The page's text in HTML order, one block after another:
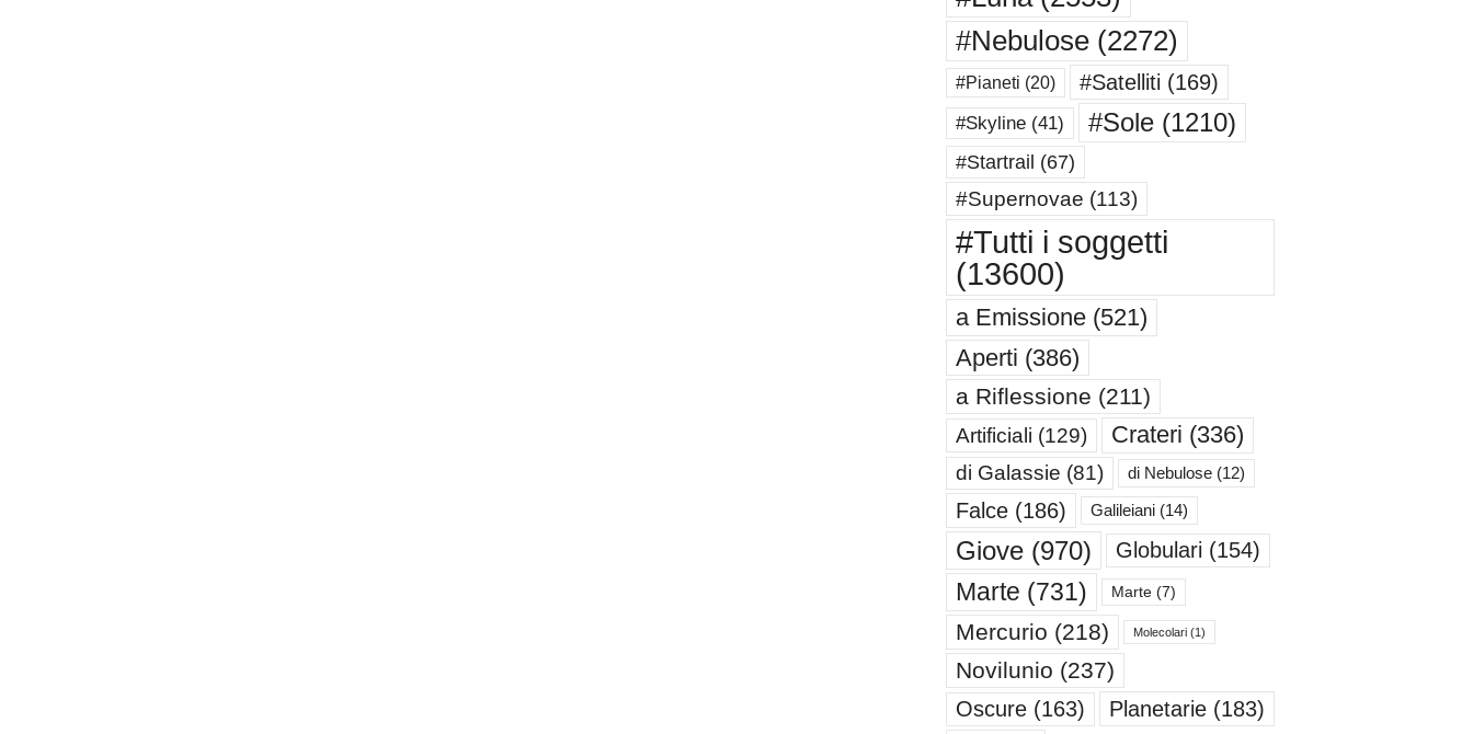
#Nebulose(2272)
#Pianeti (20) #Satelliti (169)
#Skyline(41) #Sole(1210)
#Startrail (67)
#Supernovae (113)
#Tutti i soggetti
(13600)
a Emissione(521)
Aperti (386)
a Riflessione (211)
Artificiali (129) Crateri (336)
di Galassie (81) di Nebulose(12)
Falce(186) Galileiani(14)
Giove(970) Globulari (154)
Marte (731) Marte(7)
Mercurio (218) Molecolari(1)
Novilunio (237)
Oscure(163) Planetarie(183)